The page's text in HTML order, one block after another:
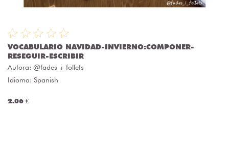
VOCABULARIO NAVIDAD-INVIERNO:COMPONER-
RESEGUIR-ESCRIBIR
Autora: @fades_i_follets
Idioma: Spanish
2.06 €